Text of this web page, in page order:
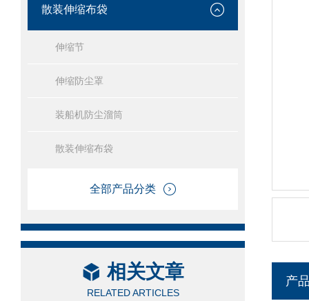
散装伸缩布袋
伸缩节
伸缩防尘罩
装船机防尘溜筒
散装伸缩布袋
全部产品分类
相关文章
RELATED ARTICLES
产